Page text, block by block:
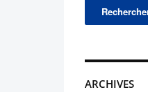
ARCHIVES